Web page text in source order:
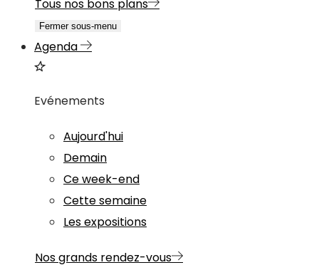
Tous nos bons plans
Fermer sous-menu
Agenda
Evénements
Aujourd'hui
Demain
Ce week-end
Cette semaine
Les expositions
Nos grands rendez-vous